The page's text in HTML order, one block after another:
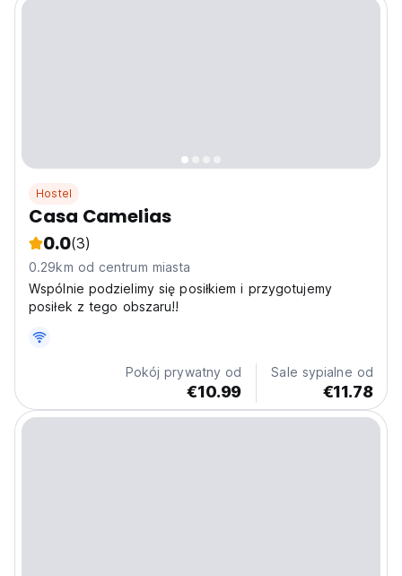
Hostel
Casa Camelias
0.0(3)
0.29km od centrum miasta
Wspólnie podzielimy się posiłkiem i przygotujemy
posiłek z tego obszaru!!
Pokój prywatny od
€10.99
Sale sypialne od
€11.78